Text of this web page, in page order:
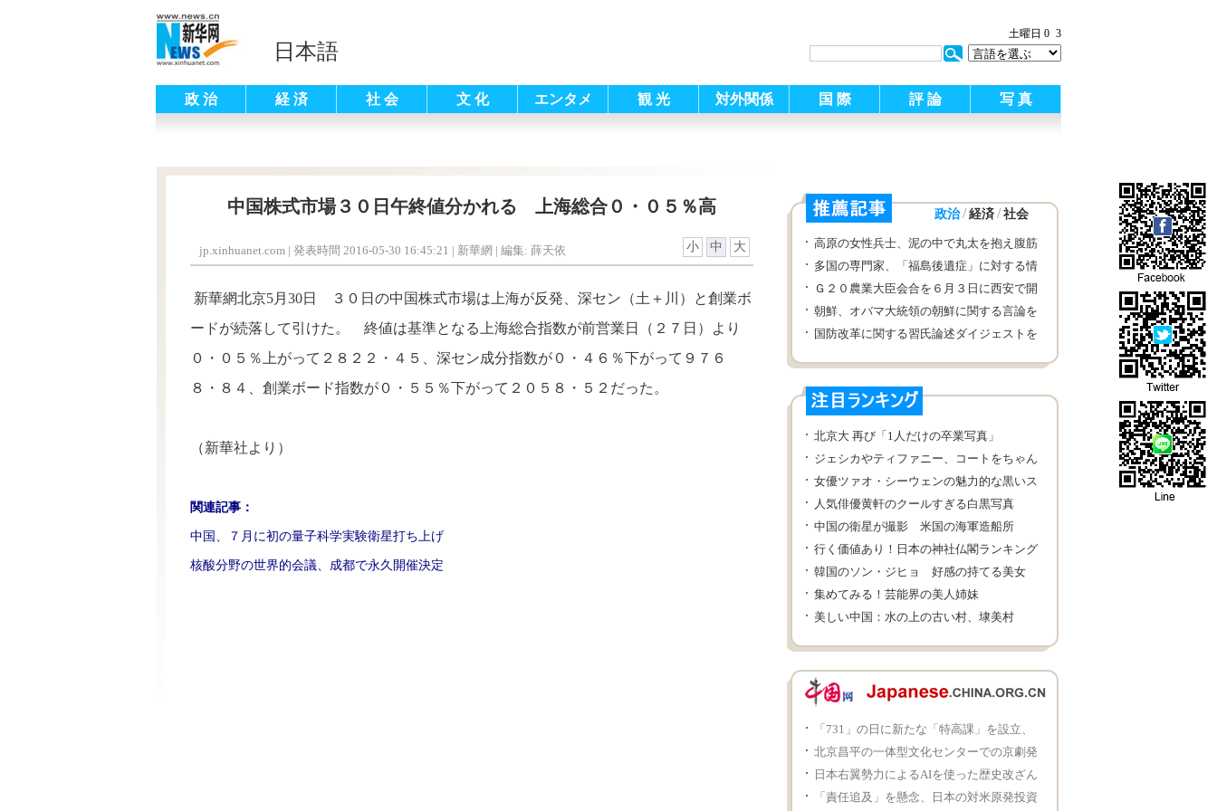
日本語
土曜日 0 3
政 治 経 済 社 会 文 化 エンタメ 観 光 対外関係 国 際 評 論 写 真
中国株式市場３０日午終値分かれる 上海総合０・０５％高
jp.xinhuanet.com | 発表時間 2016-05-30 16:45:21 | 新華網 | 編集: 薛天依 小 中 大
新華網北京5月30日 ３０日の中国株式市場は上海が反発、深セン（土＋川）と創業ボ
ードが続落して引けた。 終値は基準となる上海総合指数が前営業日（２７日）より
０・０５％上がって２８２２・４５、深セン成分指数が０・４６％下がって９７６
８・８４、創業ボード指数が０・５５％下がって２０５８・５２だった。
（新華社より）
関連記事：
中国、７月に初の量子科学実験衛星打ち上げ
核酸分野の世界的会議、成都で永久開催決定
政治 / 経済 / 社会
高原の女性兵士、泥の中で丸太を抱え腹筋
多国の専門家、「福島後遺症」に対する情
報公開を呼びかける
Ｇ２０農業大臣会合を６月３日に西安で開
催
朝鮮、オバマ大統領の朝鮮に関する言論を
批判 続けて核武装能力を強化すると称し
国防改革に関する習氏論述ダイジェストを
北京大 再び「1人だけの卒業写真」
ジェシカやティファニー、コートをちゃん
と着ない魅力
女優ツァオ・シーウェンの魅力的な黒いス
ーツ姿
人気俳優黄軒のクールすぎる白黒写真
中国の衛星が撮影 米国の海軍造船所
行く価値あり！日本の神社仏閣ランキング
韓国のソン・ジヒョ 好感の持てる美女
集めてみる！芸能界の美人姉妹
美しい中国：水の上の古い村、埭美村